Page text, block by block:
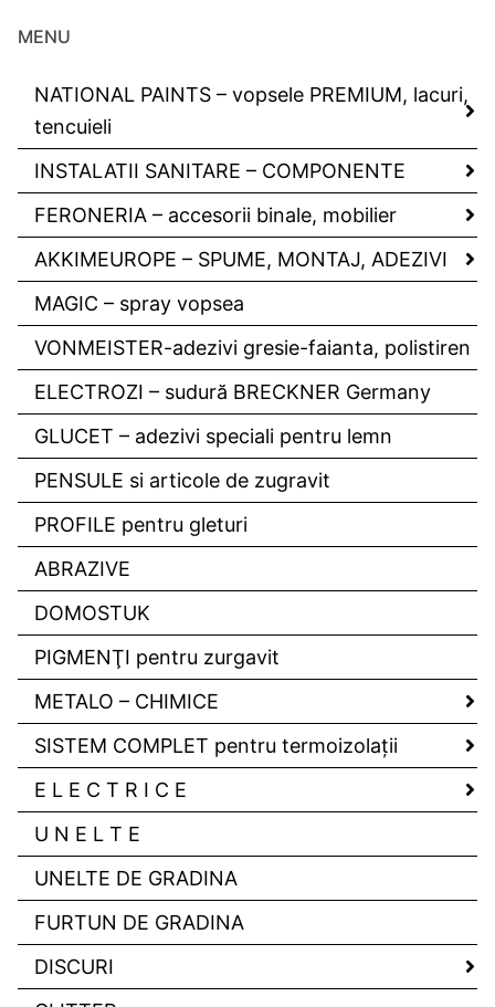
MENU
NATIONAL PAINTS – vopsele PREMIUM, lacuri,
tencuieli
INSTALATII SANITARE – COMPONENTE
FERONERIA – accesorii binale, mobilier
AKKIMEUROPE – SPUME, MONTAJ, ADEZIVI
MAGIC – spray vopsea
VONMEISTER-adezivi gresie-faianta, polistiren
ELECTROZI – sudură BRECKNER Germany
GLUCET – adezivi speciali pentru lemn
PENSULE si articole de zugravit
PROFILE pentru gleturi
ABRAZIVE
DOMOSTUK
PIGMENŢI pentru zurgavit
METALO – CHIMICE
SISTEM COMPLET pentru termoizolaţii
E L E C T R I C E
U N E L T E
UNELTE DE GRADINA
FURTUN DE GRADINA
DISCURI